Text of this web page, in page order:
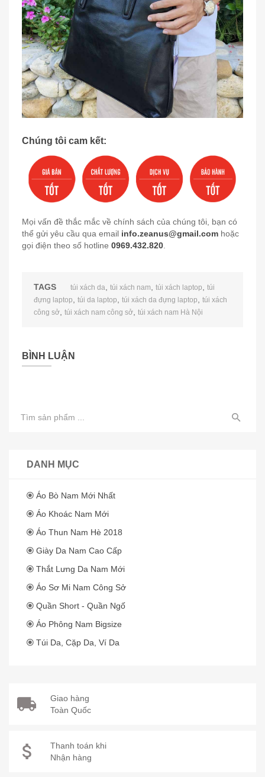
Chúng tôi cam kết:
Mọi vấn đề thắc mắc về chính sách của chúng tôi, bạn có
thể gửi yêu cầu qua email info.zeanus@gmail.com hoặc
gọi điện theo số hotline 0969.432.820
TAGS túi xách da túi xách nam túi xách laptop
túi
đựng laptop
túi da laptop túi xách da đựng laptop
túi xách
công sở túi xách nam công sở túi xách nam Hà Nội
BÌNH LUẬN
DANH MỤC
Áo Bò Nam Mới Nhất
Áo Khoác Nam Mới
Áo Thun Nam Hè 2018
Giày Da Nam Cao Cấp
Thắt Lưng Da Nam Mới
Áo Sơ Mi Nam Công Sở
Quần Short - Quần Ngố
Áo Phông Nam Bigsize
Túi Da, Cặp Da, Ví Da
Giao hàng
Toàn Quốc
Thanh toán khi
Nhận hàng